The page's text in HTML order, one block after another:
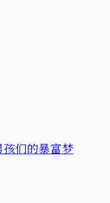
孩们的暴富梦